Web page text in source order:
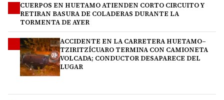
CUERPOS EN HUETAMO ATIENDEN CORTO CIRCUITO Y
RETIRAN BASURA DE COLADERAS DURANTE LA
TORMENTA DE AYER
ACCIDENTE EN LA CARRETERA HUETAMO–
TZIRITZÍCUARO TERMINA CON CAMIONETA
VOLCADA; CONDUCTOR DESAPARECE DEL
LUGAR